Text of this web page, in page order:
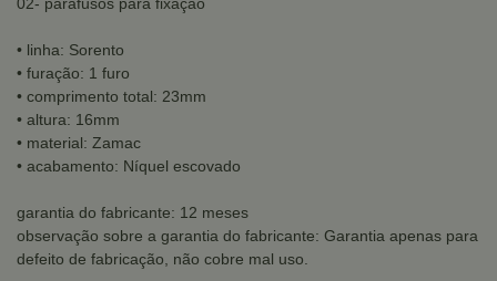
• linha: Sorento
• furação: 1 furo
• comprimento total: 23mm
• altura: 16mm
• material: Zamac
• acabamento: Níquel escovado
garantia do fabricante: 12 meses
observação sobre a garantia do fabricante: Garantia apenas para
defeito de fabricação, não cobre mal uso.